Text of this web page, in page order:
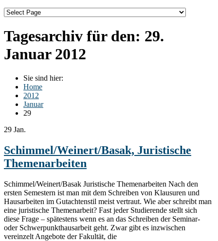
Tagesarchiv für den: 29.
Januar 2012
Sie sind hier:
Home
2012
Januar
29
29 Jan.
Schimmel/Weinert/Basak, Juristische
Themenarbeiten
Schimmel/Weinert/Basak Juristische Themenarbeiten Nach den
ersten Semestern ist man mit dem Schreiben von Klausuren und
Hausarbeiten im Gutachtenstil meist vertraut. Wie aber schreibt man
eine juristische Themenarbeit? Fast jeder Studierende stellt sich
diese Frage – spätestens wenn es an das Schreiben der Seminar-
oder Schwerpunkthausarbeit geht. Zwar gibt es inzwischen
vereinzelt Angebote der Fakultät, die